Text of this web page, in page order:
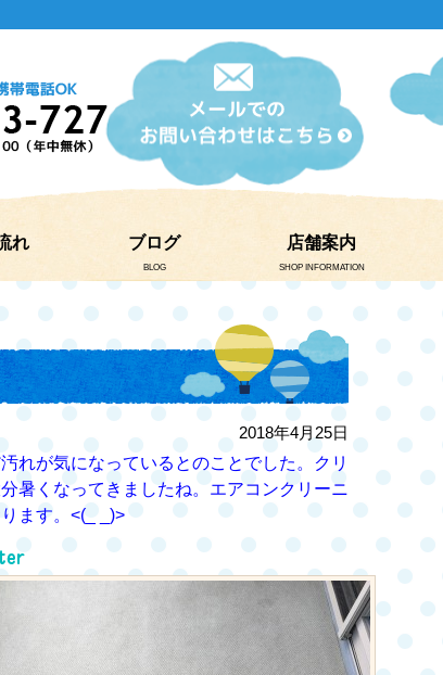
れ ブログ
BLOG
店舗案内
SHOP INFORMATION
2018年4月25日
れが気になっているとのことでした。クリ
暑くなってきましたね。エアコンクリーニ
ます。<(_ _)>